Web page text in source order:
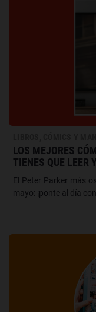
LOS MEJORES
TIENES QUE LEER
El Peter Parker más
mayo: ¡ponte al día